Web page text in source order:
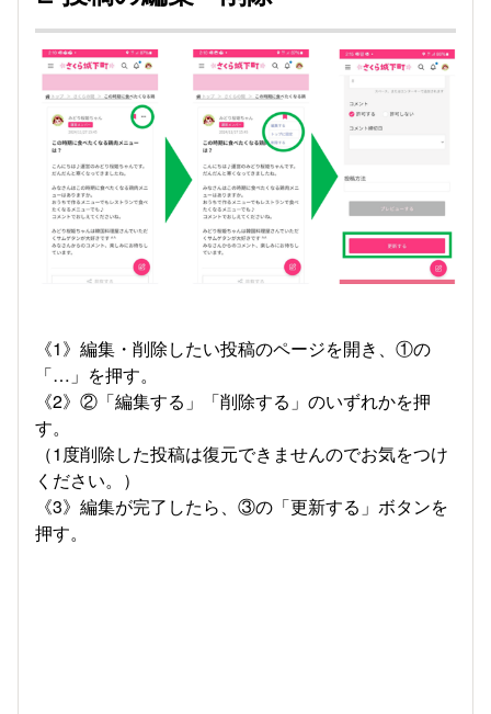
《1》編集・削除したい投稿のページを開き、①の
「…」を押す。
《2》②「編集する」「削除する」のいずれかを押
す。
（1度削除した投稿は復元できませんのでお気をつけ
ください。）
《3》編集が完了したら、③の「更新する」ボタンを
押す。